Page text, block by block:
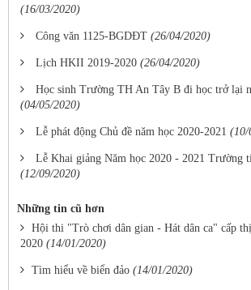
(16/03/2020)
Công văn 1125-BGDĐT (26/04/2020)
Lịch HKII 2019-2020 (26/04/2020)
Học sinh Trường TH An Tây B đi học trở lại
(04/05/2020)
Lễ phát động Chủ đề năm học 2020-2021 (10/
Lễ Khai giảng Năm học 2020 - 2021 Trường
(12/09/2020)
Những tin cũ hơn
Hội thi "Trò chơi dân gian - Hát dân ca" cấp
2020 (14/01/2020)
Tìm hiểu về biển đảo (14/01/2020)